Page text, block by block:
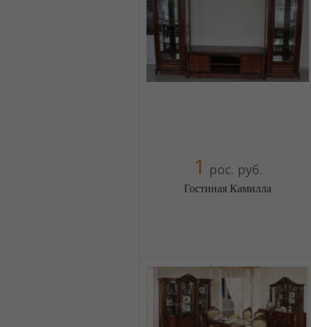
+38(067) 4454541
1 рос. руб.
Гостиная Камилла
5 отзыв(а), 100% положительных
Компания верифицирована
+38(044) 2298919
+38(067) 4454541